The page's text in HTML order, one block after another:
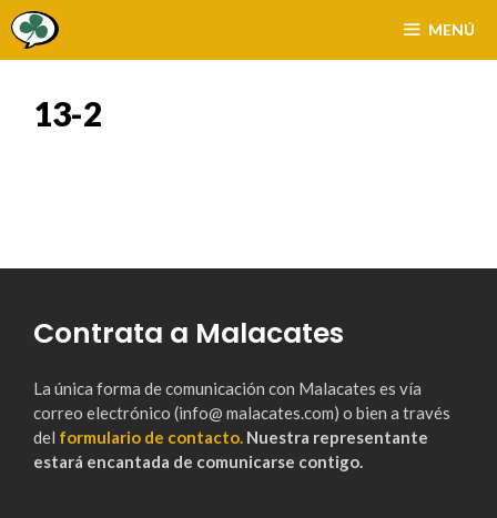
Saltar
MENÚ
13-2
Contrata a Malacates
La única forma de comunicación con Malacates es vía
correo electrónico (info@ malacates.com) o bien a través
del formulario de contacto. Nuestra representante
estará encantada de comunicarse contigo.